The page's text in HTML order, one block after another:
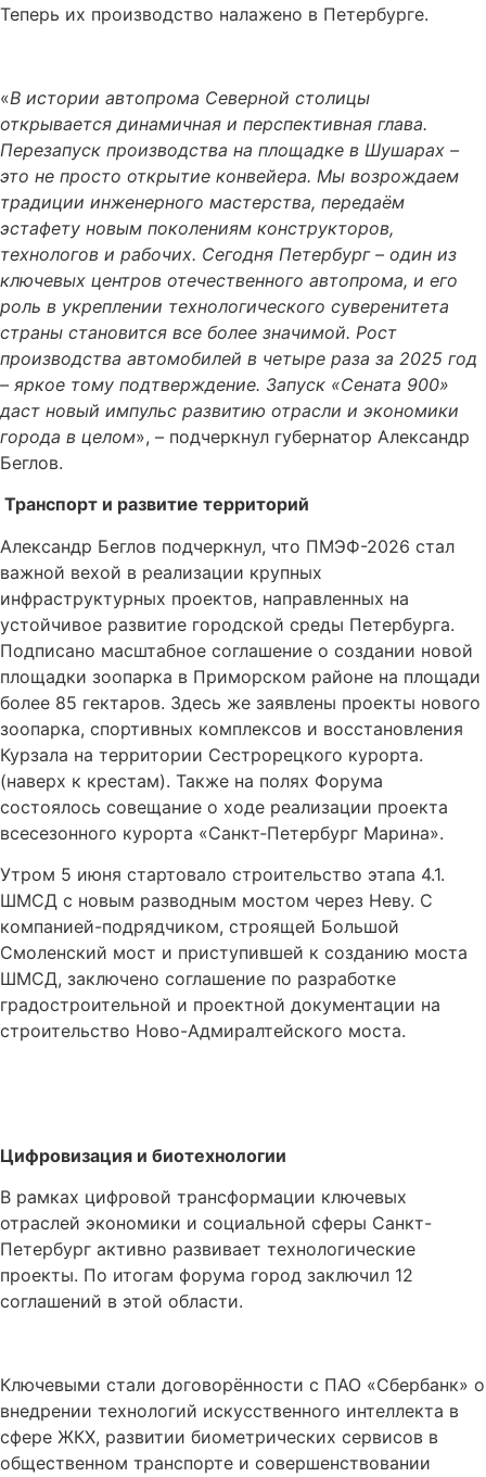
Теперь их производство налажено в Петербурге.
«В истории автопрома Северной столицы
открывается динамичная и перспективная глава.
Перезапуск производства на площадке в Шушарах –
это не просто открытие конвейера. Мы возрождаем
традиции инженерного мастерства, передаём
эстафету новым поколениям конструкторов,
технологов и рабочих. Сегодня Петербург – один из
ключевых центров отечественного автопрома, и его
роль в укреплении технологического суверенитета
страны становится все более значимой. Рост
производства автомобилей в четыре раза за 2025 год
– яркое тому подтверждение. Запуск «Сената 900»
даст новый импульс развитию отрасли и экономики
города в целом», – подчеркнул губернатор Александр
Беглов.
Транспорт и развитие территорий
Александр Беглов подчеркнул, что ПМЭФ-2026 стал
важной вехой в реализации крупных
инфраструктурных проектов, направленных на
устойчивое развитие городской среды Петербурга.
Подписано масштабное соглашение о создании новой
площадки зоопарка в Приморском районе на площади
более 85 гектаров. Здесь же заявлены проекты нового
зоопарка, спортивных комплексов и восстановления
Курзала на территории Сестрорецкого курорта.
(наверх к крестам). Также на полях Форума
состоялось совещание о ходе реализации проекта
всесезонного курорта «Санкт‑Петербург Марина».
Утром 5 июня стартовало строительство этапа 4.1.
ШМСД с новым разводным мостом через Неву. С
компанией-подрядчиком, строящей Большой
Смоленский мост и приступившей к созданию моста
ШМСД, заключено соглашение по разработке
градостроительной и проектной документации на
строительство Ново-Адмиралтейского моста.
Цифровизация и биотехнологии
В рамках цифровой трансформации ключевых
отраслей экономики и социальной сферы Санкт-
Петербург активно развивает технологические
проекты. По итогам форума город заключил 12
соглашений в этой области.
Ключевыми стали договорённости с ПАО «Сбербанк» о
внедрении технологий искусственного интеллекта в
сфере ЖКХ, развитии биометрических сервисов в
общественном транспорте и совершенствовании